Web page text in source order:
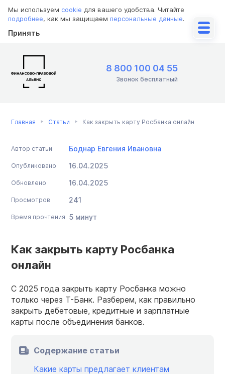
Мы используем cookie для вашего удобства. Читайте
подробнее, как мы защищаем персональные данные.
Принять
8 800 100 04 55
Звонок бесплатный
Главная Статьи Как закрыть карту Росбанка онлайн
Автор статьи Боднар Евгения Ивановна
Опубликовано 16.04.2025
Обновлено 16.04.2025
Просмотров 241
Время прочтения 5 минут
Как закрыть карту Росбанка
онлайн
С 2025 года закрыть карту Росбанка можно
только через Т-Банк. Разберем, как правильно
закрыть дебетовые, кредитные и зарплатные
карты после объединения банков.
Содержание статьи
Какие карты предлагает клиентам